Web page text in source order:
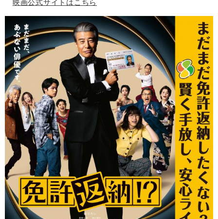
映画公式サイトはこちら